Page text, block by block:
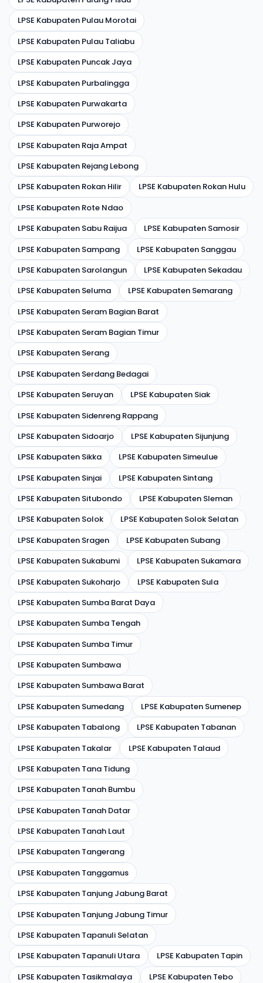
LPSE Kabupaten Pulau Morotai
LPSE Kabupaten Pulau Taliabu
LPSE Kabupaten Puncak Jaya
LPSE Kabupaten Purbalingga
LPSE Kabupaten Purwakarta
LPSE Kabupaten Purworejo
LPSE Kabupaten Raja Ampat
LPSE Kabupaten Rejang Lebong
LPSE Kabupaten Rokan Hilir
LPSE Kabupaten Rokan Hulu
LPSE Kabupaten Rote Ndao
LPSE Kabupaten Sabu Raijua
LPSE Kabupaten Samosir
LPSE Kabupaten Sampang
LPSE Kabupaten Sanggau
LPSE Kabupaten Sarolangun
LPSE Kabupaten Sekadau
LPSE Kabupaten Seluma
LPSE Kabupaten Semarang
LPSE Kabupaten Seram Bagian Barat
LPSE Kabupaten Seram Bagian Timur
LPSE Kabupaten Serang
LPSE Kabupaten Serdang Bedagai
LPSE Kabupaten Seruyan
LPSE Kabupaten Siak
LPSE Kabupaten Sidenreng Rappang
LPSE Kabupaten Sidoarjo
LPSE Kabupaten Sijunjung
LPSE Kabupaten Sikka
LPSE Kabupaten Simeulue
LPSE Kabupaten Sinjai
LPSE Kabupaten Sintang
LPSE Kabupaten Situbondo
LPSE Kabupaten Sleman
LPSE Kabupaten Solok
LPSE Kabupaten Solok Selatan
LPSE Kabupaten Sragen
LPSE Kabupaten Subang
LPSE Kabupaten Sukabumi
LPSE Kabupaten Sukamara
LPSE Kabupaten Sukoharjo
LPSE Kabupaten Sula
LPSE Kabupaten Sumba Barat Daya
LPSE Kabupaten Sumba Tengah
LPSE Kabupaten Sumba Timur
LPSE Kabupaten Sumbawa
LPSE Kabupaten Sumbawa Barat
LPSE Kabupaten Sumedang
LPSE Kabupaten Sumenep
LPSE Kabupaten Tabalong
LPSE Kabupaten Tabanan
LPSE Kabupaten Takalar
LPSE Kabupaten Talaud
LPSE Kabupaten Tana Tidung
LPSE Kabupaten Tanah Bumbu
LPSE Kabupaten Tanah Datar
LPSE Kabupaten Tanah Laut
LPSE Kabupaten Tangerang
LPSE Kabupaten Tanggamus
LPSE Kabupaten Tanjung Jabung Barat
LPSE Kabupaten Tanjung Jabung Timur
LPSE Kabupaten Tapanuli Selatan
LPSE Kabupaten Tapanuli Utara
LPSE Kabupaten Tapin
LPSE Kabupaten Tasikmalaya
LPSE Kabupaten Tebo